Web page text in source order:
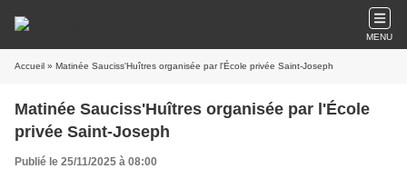
MENU
Accueil » Matinée Sauciss'Huîtres organisée par l'École privée Saint-Joseph
Matinée Sauciss'Huîtres organisée par l'École
privée Saint-Joseph
Publié le 25/11/2025 à 08:00